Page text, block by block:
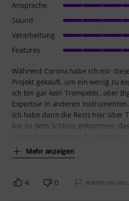
Während Corona habe ich mir
Projekt gekauft, um ein wenig zu
Ich bin gar kein Trompeter, aber
Expertise in anderen Instrumenten.
Ich habe dann die Rezis hier über
bin zu dem Schluss gekommen,
Mehr anzeigen
Ansprache
Sound
Verarbeitung
Features
4 0 BEWERTUNG